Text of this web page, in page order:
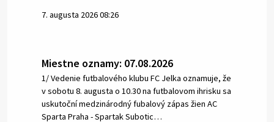
7. augusta 2026 08:26
Miestne oznamy: 07.08.2026
1/ Vedenie futbalového klubu FC Jelka oznamuje, že
v sobotu 8. augusta o 10.30 na futbalovom ihrisku sa
uskutoční medzinárodný fubalový zápas žien AC
Sparta Praha - Spartak Subotic…